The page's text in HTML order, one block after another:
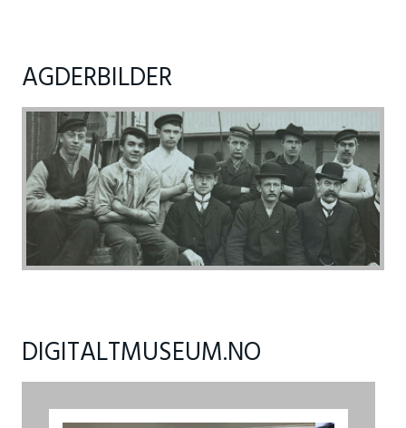
AGDERBILDER
DIGITALTMUSEUM.NO